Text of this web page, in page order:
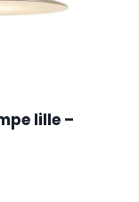
lille –